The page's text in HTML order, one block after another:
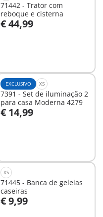
71442 - Trator com
reboque e cisterna
€ 44,99
Ao carrinho
EXCLUSIVO XS
7391 - Set de iluminação 2
para casa Moderna 4279
€ 14,99
Ao carrinho
XS
71445 - Banca de geleias
caseiras
€ 9,99
Ao carrinho